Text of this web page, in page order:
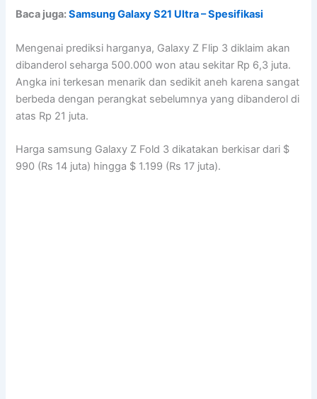
Baca juga:Samsung Galaxy S21 Ultra – Spesifikasi
Mengenai prediksi harganya, Galaxy Z Flip 3 diklaim akan
dibanderol seharga 500.000 won atau sekitar Rp 6,3 juta.
Angka ini terkesan menarik dan sedikit aneh karena sangat
berbeda dengan perangkat sebelumnya yang dibanderol di
atas Rp 21 juta.
Harga samsung Galaxy Z Fold 3 dikatakan berkisar dari $
990 (Rs 14 juta) hingga $ 1.199 (Rs 17 juta).